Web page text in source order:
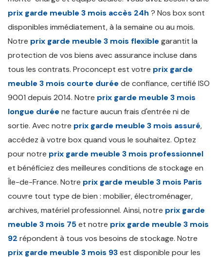
prix garde meuble 3 mois accès 24h ? Nos box sont
disponibles immédiatement, à la semaine ou au mois.
Notre prix garde meuble 3 mois flexible garantit la
protection de vos biens avec assurance incluse dans
tous les contrats. Proconcept est votre prix garde
meuble 3 mois courte durée de confiance, certifié ISO
9001 depuis 2014. Notre prix garde meuble 3 mois
longue durée ne facture aucun frais d'entrée ni de
sortie. Avec notre prix garde meuble 3 mois assuré,
accédez à votre box quand vous le souhaitez. Optez
pour notre prix garde meuble 3 mois professionnel
et bénéficiez des meilleures conditions de stockage en
Île-de-France. Notre prix garde meuble 3 mois Paris
couvre tout type de bien : mobilier, électroménager,
archives, matériel professionnel. Ainsi, notre prix garde
meuble 3 mois 75et notre prix garde meuble 3 mois
92 répondent à tous vos besoins de stockage. Notre
prix garde meuble 3 mois 93est disponible pour les